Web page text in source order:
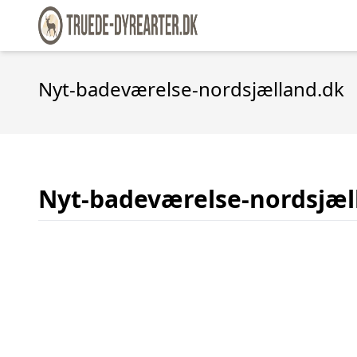
Nyt-badeværelse-nordsjælland.dk
Nyt-badeværelse-